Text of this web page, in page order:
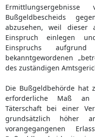
Bußgeldbescheids
abzusehen, weil dieser
Einspruch einlegen
Einspruchs
bekanntgewordenen
des zuständigen
Die Bußgeldbehörde hat
erforderliche Maß an
Täterschaft bei einer
grundsätzlich höher
vorangegangenen